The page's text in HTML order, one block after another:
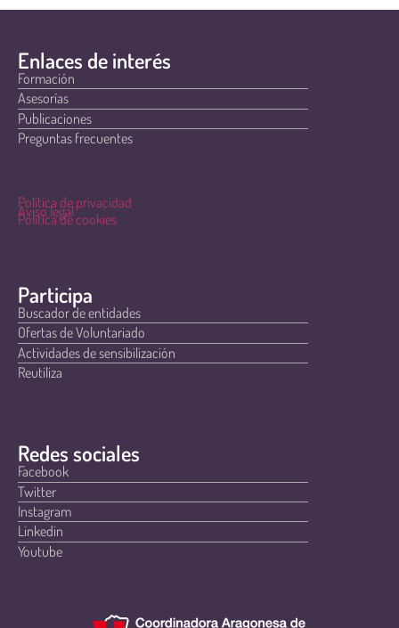
Enlaces de interés
Formación
Asesorías
Publicaciones
Preguntas frecuentes
Política de privacidad
Aviso legal
Política de cookies
Participa
Buscador de entidades
Ofertas de Voluntariado
Actividades de sensibilización
Reutiliza
Redes sociales
Facebook
Twitter
Instagram
Linkedin
Youtube